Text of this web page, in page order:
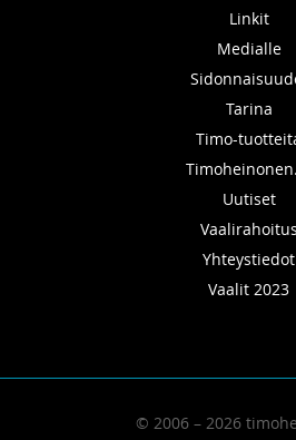
Linkit
Medialle
Tarina
Timo-
Uutiset
Vaalirahoitus
Yhteystiedot
Vaalit 2023
© 2006 – 2026